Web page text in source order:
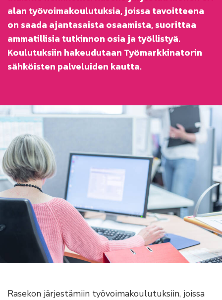
alan työvoimakoulutuksia, joissa tavoitteena
on saada ajantasaista osaamista, suorittaa
ammatillisia tutkinnon osia ja työllistyä.
Koulutuksiin hakeudutaan Työmarkkinatorin
sähköisten palveluiden kautta.
Rasekon järjestämiin työvoimakoulutuksiin, joissa